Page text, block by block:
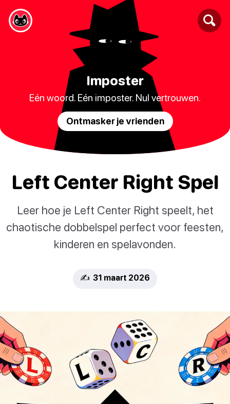
Imposter
Eén woord. Eén imposter. Nul vertrouwen.
Ontmasker je vrienden
Left Center Right Spel
Leer hoe je Left Center Right speelt, het
chaotische dobbelspel perfect voor feesten,
kinderen en spelavonden.
✍️ 31 maart 2026